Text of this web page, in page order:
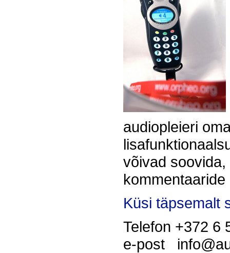
audiopleieri
võivad
Küsi täpsemalt
Telefon +372 6
e-post